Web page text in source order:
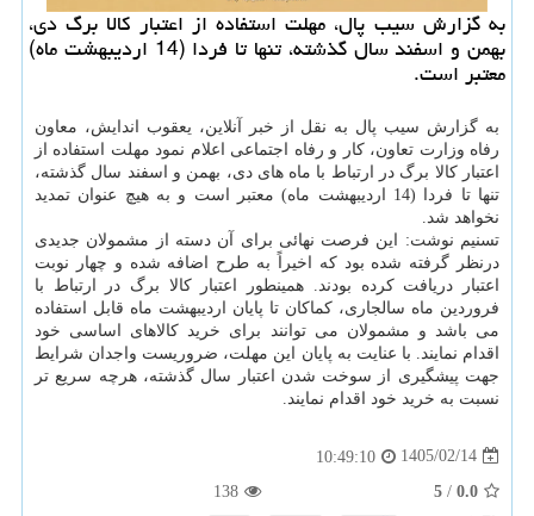
به گزارش سیب پال، مهلت استفاده از اعتبار کالا برگ دی،
بهمن و اسفند سال گذشته، تنها تا فردا (14 اردیبهشت ماه)
معتبر است.
به گزارش سیب پال به نقل از خبر آنلاین، یعقوب اندایش، معاون
رفاه وزارت تعاون، کار و رفاه اجتماعی اعلام نمود مهلت استفاده از
اعتبار کالا برگ در ارتباط با ماه های دی، بهمن و اسفند سال گذشته،
تنها تا فردا (14 اردیبهشت ماه) معتبر است و به هیچ عنوان تمدید
نخواهد شد.
تسنیم نوشت: این فرصت نهائی برای آن دسته از مشمولان جدیدی
درنظر گرفته شده بود که اخیراً به طرح اضافه شده و چهار نوبت
اعتبار دریافت کرده بودند. همینطور اعتبار کالا برگ در ارتباط با
فروردین ماه سالجاری، کماکان تا پایان اردیبهشت ماه قابل استفاده
می باشد و مشمولان می توانند برای خرید کالاهای اساسی خود
اقدام نمایند. با عنایت به پایان این مهلت، ضروریست واجدان شرایط
جهت پیشگیری از سوخت شدن اعتبار سال گذشته، هرچه سریع تر
نسبت به خرید خود اقدام نمایند.
1405/02/14
10:49:10
0.0
/
5
138